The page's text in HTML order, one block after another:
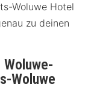
Woluwe Hotel
zu deinen
Woluwe